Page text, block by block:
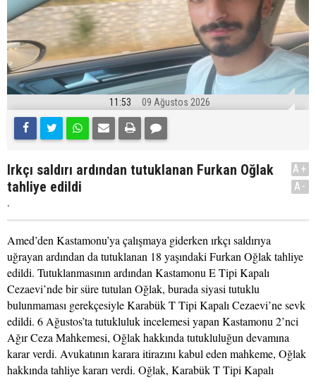
11:53 09 Ağustos 2026
Irkçı saldırı ardından tutuklanan Furkan Oğlak
tahliye edildi
.
A+
A-
Amed’den Kastamonu’ya çalışmaya giderken ırkçı saldırıya
uğrayan ardından da tutuklanan 18 yaşındaki Furkan Oğlak tahliye
edildi. Tutuklanmasının ardından Kastamonu E Tipi Kapalı
Cezaevi’nde bir süre tutulan Oğlak, burada siyasi tutuklu
bulunmaması gerekçesiyle Karabük T Tipi Kapalı Cezaevi’ne sevk
edildi. 6 Ağustos’ta tutukluluk incelemesi yapan Kastamonu 2’nci
Ağır Ceza Mahkemesi, Oğlak hakkında tutukluluğun devamına
karar verdi. Avukatının karara itirazını kabul eden mahkeme, Oğlak
hakkında tahliye kararı verdi. Oğlak, Karabük T Tipi Kapalı